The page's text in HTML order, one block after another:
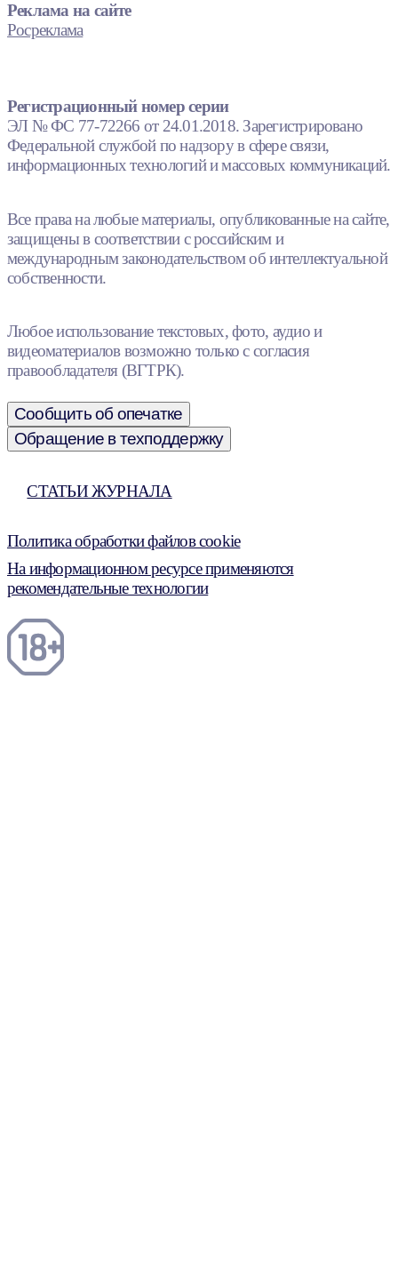
Реклама на сайте
Росреклама
Регистрационный номер серии
ЭЛ № ФС 77-72266 от 24.01.2018. Зарегистрировано
Федеральной службой по надзору в сфере связи,
информационных технологий и массовых коммуникаций.
Все права на любые материалы, опубликованные на сайте,
защищены в соответствии с российским и
международным законодательством об интеллектуальной
собственности.
Любое использование текстовых, фото, аудио и
видеоматериалов возможно только с согласия
правообладателя (ВГТРК).
Сообщить об опечатке
Обращение в техподдержку
СТАТЬИ ЖУРНАЛА
Политика обработки файлов cookie
На информационном ресурсе применяются
рекомендательные технологии